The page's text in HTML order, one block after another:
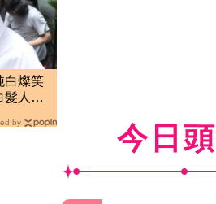
白燦笑
人送
by 今日